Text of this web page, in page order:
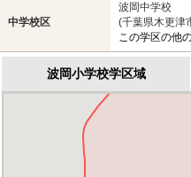
中学校区
波岡中学校
(千葉県木更津
この学区の他
波岡小学校学区域